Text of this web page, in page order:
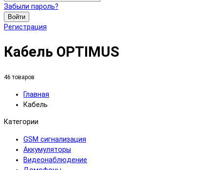
Забыли пароль?
Войти
Регистрация
Кабель OPTIMUS
46 товаров
Главная
Кабель
Категории
GSM сигнализация
Аккумуляторы
Видеонаблюдение